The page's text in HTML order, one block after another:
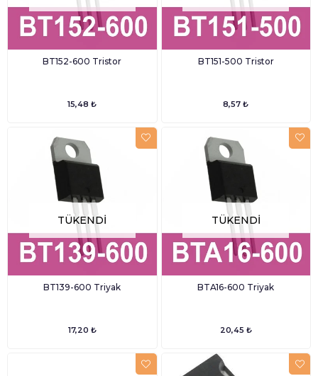
BT152-600 Tristor
15,48 ₺
BT151-500 Tristor
8,57 ₺
TÜKENDI
BT139-600 Triyak
17,20 ₺
TÜKENDI
BTA16-600 Triyak
20,45 ₺